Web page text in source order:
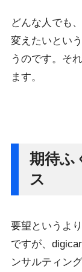
どんな人でも
変えたいとい
うのです。そ
ます。
期待ふ
ス
要望というよ
ですが、
ンサルティン